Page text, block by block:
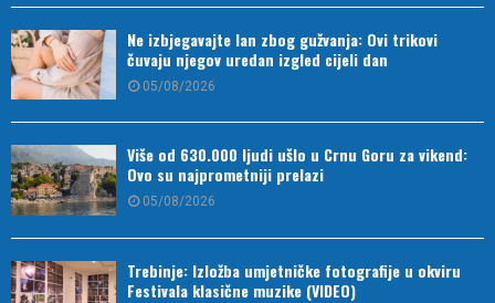
Ne izbjegavajte lan zbog gužvanja: Ovi trikovi
čuvaju njegov uredan izgled cijeli dan
05/08/2026
Više od 630.000 ljudi ušlo u Crnu Goru za vikend:
Ovo su najprometniji prelazi
05/08/2026
Trebinje: Izložba umjetničke fotografije u okviru
Festivala klasične muzike (VIDEO)